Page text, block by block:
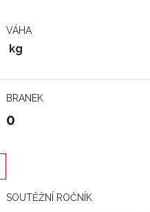
VÁHA
kg
BRANEK
0
SOUTĚŽNÍ ROČNÍK